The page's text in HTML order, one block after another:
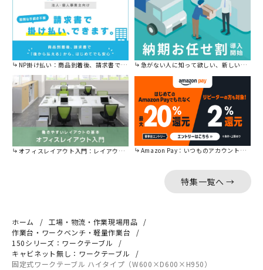
NP掛け払い：商品到着後、請求書で後から払えます。 急がない人に知って欲しい、新しい割引を始めました。
オフィスレイアウト入門：レイアウトの基本をご紹介。 Amazon Pay：いつものアカウントで簡単に決済可能。
特集一覧へ →
ホーム
工場・物流・作業現場用品
作業台・ワークベンチ・軽量作業台
150シリーズ：ワークテーブル
キャビネット無し：ワークテーブル
固定式ワークテーブル ハイタイプ（W600×D600×H950）